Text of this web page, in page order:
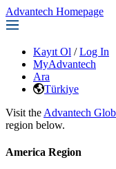
Advantech Homepage
Kayıt Ol / Log In
MyAdvantech
Ara
Türkiye
Visit the Advantech
region below.
America Region